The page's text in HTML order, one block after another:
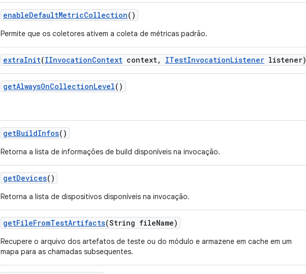
enableDefaultMetricCollection()
Permite que os coletores ativem a coleta de métricas padrão.
extraInit(IInvocationContext context, ITestInvocationListener listener)
getAlwaysOnCollectionLevel()
getBuildInfos()
Retorna a lista de informações de build disponíveis na invocação.
getDevices()
Retorna a lista de dispositivos disponíveis na invocação.
getFileFromTestArtifacts(String fileName)
Recupere o arquivo dos artefatos de teste ou do módulo e armazene em cache em um
mapa para as chamadas subsequentes.